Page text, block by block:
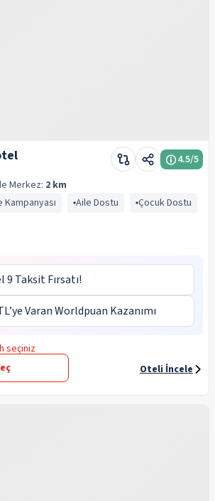
4.5/5
Merkez: 2 km
Kampanyası
Aile Dostu Çocuk Dostu
9 Taksit Fırsatı!
Varan Worldpuan Kazanımı
seçiniz
Oteli İncele